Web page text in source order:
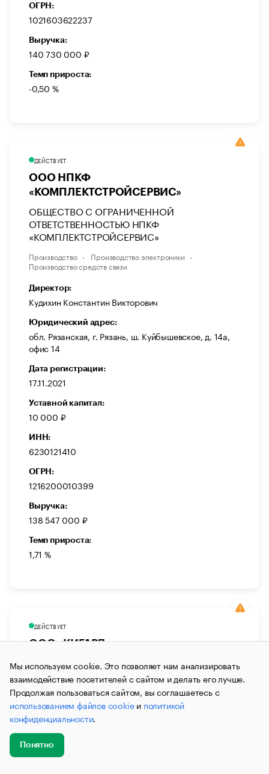
ОГРН:
1021603622237
Выручка:
140 730 000 ₽
Темп прироста:
-0,50 %
ДЕЙСТВУЕТ
ООО НПКФ
«КОМПЛЕКТСТРОЙСЕРВИС»
ОБЩЕСТВО С ОГРАНИЧЕННОЙ
ОТВЕТСТВЕННОСТЬЮ НПКФ
«КОМПЛЕКТСТРОЙСЕРВИС»
Производство
Производство электроники
Производство средств связи
Директор:
Кудихин Константин Викторович
Юридический адрес:
обл. Рязанская, г. Рязань, ш. Куйбышевское, д. 14а,
офис 14
Дата регистрации:
17.11.2021
Уставной капитал:
10 000 ₽
ИНН:
6230121410
ОГРН:
1216200010399
Выручка:
138 547 000 ₽
Темп прироста:
1,71 %
ДЕЙСТВУЕТ
ООО «КИГАРД»
ОБЩЕСТВО С ОГРАНИЧЕННОЙ
ОТВЕТСТВЕННОСТЬЮ «КИГАРД»
Производство
Производство электроники
Производство средств связи
Лялин Максим Михайлович
Мы используем cookie. Это позволяет нам анализировать
взаимодействие посетителей с сайтом и делать его лучше.
Продолжая пользоваться сайтом, вы соглашаетесь с
использованием файлов cookieи политикой
конфиденциальности.
Понятно